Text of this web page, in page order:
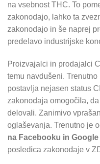
na vsebnost THC. To
zakonodajo, lahko ta
zakonodajo in še naprej
predelavo industrijske
Proizvajalci in prodajalci
temu navdušeni.
postavlja nejasen status
zakonodaja omogočila,
delovali. Zanimivo
oglaševanja. Trenutno je
na Facebooku in
posledica zakonodaje v